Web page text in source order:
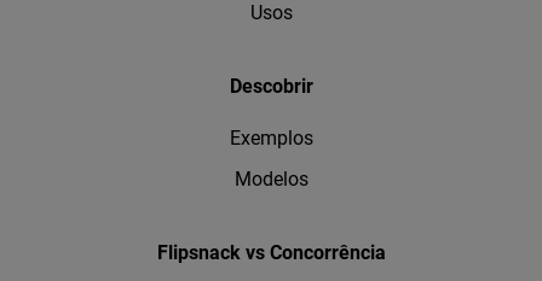
Usos
Descobrir
Exemplos
Modelos
Flipsnack vs Concorrência